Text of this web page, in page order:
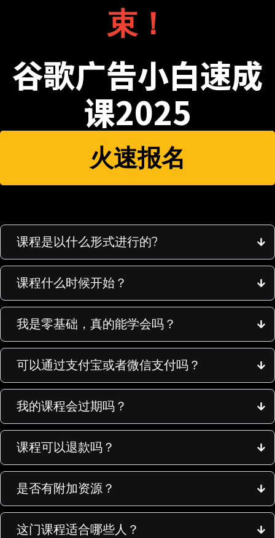
束！
谷歌广告小白速成
课2025
火速报名
课程是以什么形式进行的?
课程什么时候开始？
我是零基础，真的能学会吗？
可以通过支付宝或者微信支付吗？
我的课程会过期吗？
课程可以退款吗？
是否有附加资源？
这门课程适合哪些人？